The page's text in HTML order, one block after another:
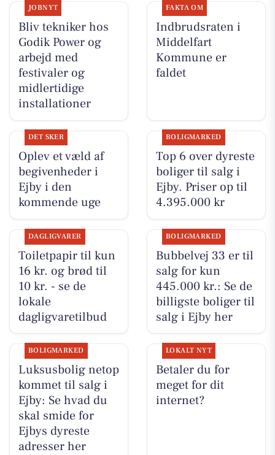
JOBNYT
Bliv tekniker hos
Godik Power og
arbejd med
festivaler og
midlertidige
installationer
FAKTA OM
Indbrudsraten i
Middelfart
Kommune er
faldet
DET SKER
Oplev et væld af
begivenheder i
Ejby i den
kommende uge
BOLIGMARKED
Top 6 over dyreste
boliger til salg i
Ejby. Priser op til
4.395.000 kr
DAGLIGVARER
Toiletpapir til kun
16 kr. og brød til
10 kr. - se de
lokale
dagligvaretilbud
BOLIGMARKED
Bubbelvej 33 er til
salg for kun
445.000 kr.: Se de
billigste boliger til
salg i Ejby her
BOLIGMARKED
Luksusbolig netop
kommet til salg i
Ejby: Se hvad du
skal smide for
Ejbys dyreste
adresser her
LOKALT NYT
Betaler du for
meget for dit
internet?